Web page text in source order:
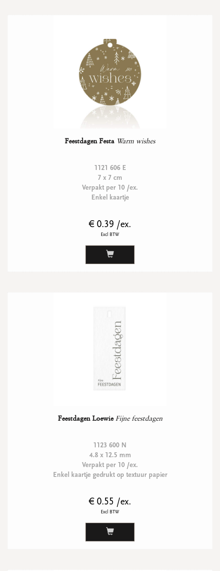
Feestdagen Festa Warm wishes
1121 606 E
7 x 7 cm
Verpakt per 10 /ex.
Enkel kaartje
€ 0.39 /ex.
Excl BTW
Feestdagen Loewie Fijne feestdagen
1123 600 N
4.8 x 12.5 mm
Verpakt per 10 /ex.
Enkel kaartje gedrukt op textuur papier
€ 0.55 /ex.
Excl BTW